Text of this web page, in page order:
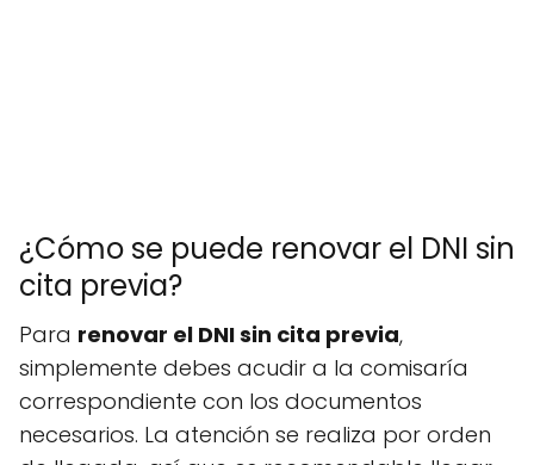
¿Cómo se puede renovar el DNI sin
cita previa?
Para renovar el DNI sin cita previa,
simplemente debes acudir a la comisaría
correspondiente con los documentos
necesarios. La atención se realiza por orden